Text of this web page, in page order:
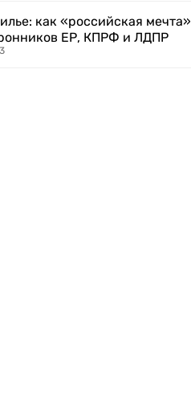
как «российская мечта»
ЕР, КПРФ и ЛДПР